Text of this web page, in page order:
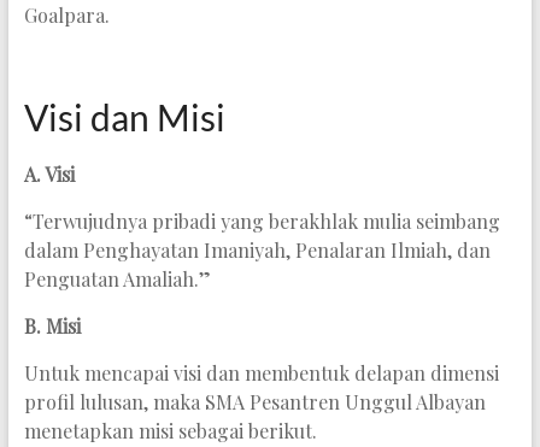
Goalpara.
Visi dan Misi
A. Visi
“Terwujudnya pribadi yang berakhlak mulia seimbang
dalam Penghayatan Imaniyah, Penalaran Ilmiah, dan
Penguatan Amaliah.”
B. Misi
Untuk mencapai visi dan membentuk delapan dimensi
profil lulusan, maka SMA Pesantren Unggul Albayan
menetapkan misi sebagai berikut.